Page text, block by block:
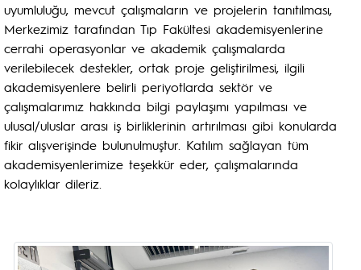
uyumluluğu, mevcut çalışmaların ve projelerin tanıtılması,
Merkezimiz tarafından Tıp Fakültesi akademisyenlerine
cerrahi operasyonlar ve akademik çalışmalarda
verilebilecek destekler, ortak proje geliştirilmesi, ilgili
akademisyenlere belirli periyotlarda sektör ve
çalışmalarımız hakkında bilgi paylaşımı yapılması ve
ulusal/uluslar arası iş birliklerinin artırılması gibi konularda
fikir alışverişinde bulunulmuştur. Katılım sağlayan tüm
akademisyenlerimize teşekkür eder, çalışmalarında
kolaylıklar dileriz.